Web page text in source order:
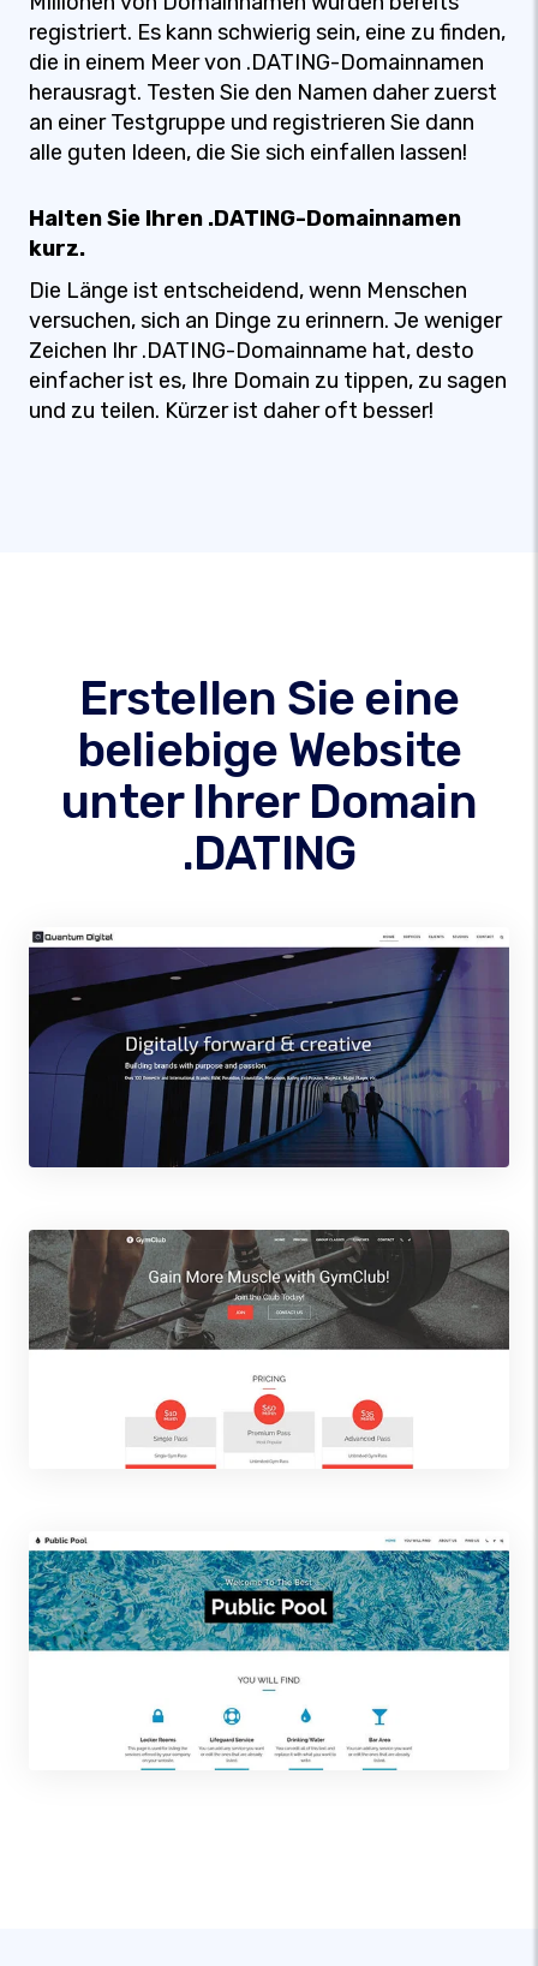
registriert. Es kann schwierig sein, eine zu finden,
die in einem Meer von .DATING-Domainnamen
herausragt. Testen Sie den Namen daher zuerst
an einer Testgruppe und registrieren Sie dann
alle guten Ideen, die Sie sich einfallen lassen!
Halten Sie Ihren .DATING-Domainnamen
kurz.
Die Länge ist entscheidend, wenn Menschen
versuchen, sich an Dinge zu erinnern. Je weniger
Zeichen Ihr .DATING-Domainname hat, desto
einfacher ist es, Ihre Domain zu tippen, zu sagen
und zu teilen. Kürzer ist daher oft besser!
Erstellen Sie eine
beliebige Website
unter Ihrer Domain
.DATING